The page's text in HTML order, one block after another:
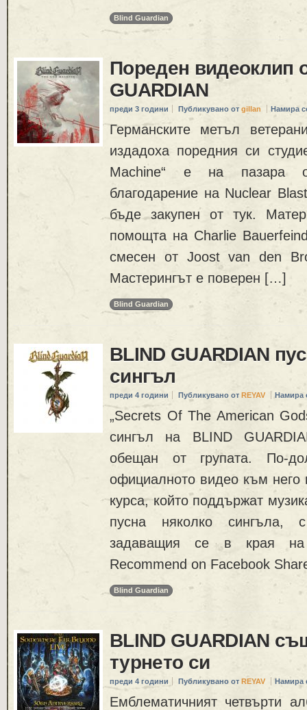
Blind Guardian
Пореден видеоклип
GUARDIAN
преди 3 години Публикувано от gillan Намира
Германските метъл
издадоха поредния си
Machine“ е на пазара
благодарение на Nuclear
бъде закупен от тук.
помощта на Charlie
смесен от Joost van den
Мастерингът е поверен […]
Blind Guardian
BLIND GUARDIAN
сингъл
преди 4 години Публикувано от REYAV Намира
„Secrets Of The American
сингъл на BLIND
обещан от групата. По-
официалното видео към него
курса, който поддържат
пусна няколко сингъла,
задаващия се в края на
Recommend on Facebook
Blind Guardian
BLIND GUARDIAN
турнето си
преди 4 години Публикувано от REYAV Намира
Емблематичният четвърти